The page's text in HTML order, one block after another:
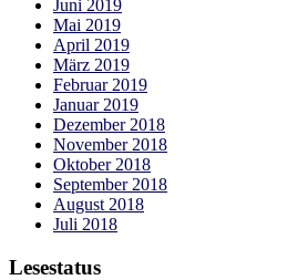
Juni 2019
Mai 2019
April 2019
März 2019
Februar 2019
Januar 2019
Dezember 2018
November 2018
Oktober 2018
September 2018
August 2018
Juli 2018
Lesestatus